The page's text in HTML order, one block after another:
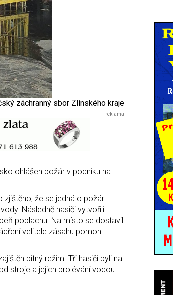
záchranný sbor Zlínského kraje
ohlášen požár v podniku na
zjištěno, že se jedná o požár
Následně hasiči vytvořili
poplachu. Na místo se dostavil
velitele zásahu pomohl
pitný režim. Tři hasiči byli na
stroje a jejich prolévání vodou.